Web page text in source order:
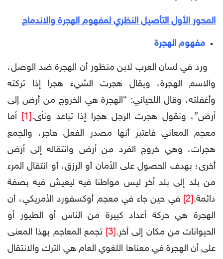
المحور الأولالتأصيل النظري لمفهوم الهجرة والاندماج
مفهوم الهجرة
ورد في لسان العرب لابن منظور أن الهجرة ضد الوصل،
والاسم الهجرة، ويقال هجرت الشيء هجرا إذا تركته
وأغفلته، وقال اللحياني: “الهجرة هي الخروج من أرض إلى
أرض”، ونقول هجرت الرجل هجرا إذا تباعد ونأى.
أما
معجم المعاني فاعتبر أنها مصدر الفعل هاجر، والجمع
هجرات، وهي خروج الفرد من أرض وانتقاله إلى أرض
أخرى؛ بهدف الحصول على الأمان أو الرزق، أو انتقال المرء
من بلد إلى بلد أخر ليس مواطنا فيه ليعيش فيه بصفة
دائمة.
في حين جاء في معجم أوكسفورد الأمريكي، أن
الهجرة هي حركة أعداد كبيرة من الناس أو الطيور أو
الحيوانات من مكان إلى أخر.
تجمع المعاجم بهذا المعنى
على أن الهجرة في معناها اللغوي العام هي الترك والانتقال